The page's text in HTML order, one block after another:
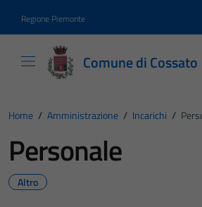
Regione Piemonte
Comune di Cossato
Home / Amministrazione / Incarichi /
Personale
Altro